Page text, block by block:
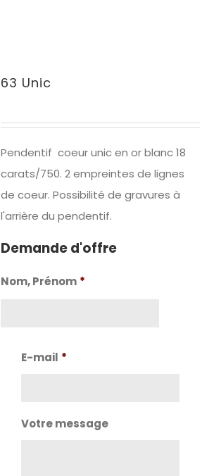
63 Unic
Pendentif coeur unic en or blanc 18
carats/750. 2 empreintes de lignes
de coeur. Possibilité de gravures à
l'arrière du pendentif.
Demande d'offre
Nom, Prénom *
E-mail *
Votre message